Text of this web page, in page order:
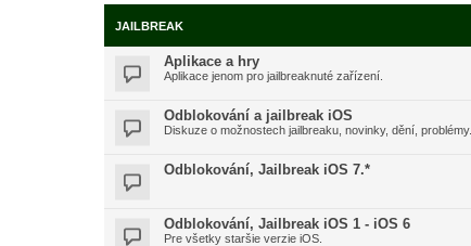
JAILBREAK
Aplikace a hry
Aplikace jenom pro jailbreaknuté zařízení.
Odblokování a jailbreak iOS
Diskuze o možnostech jailbreaku, novinky, dění, problémy.
Odblokování, Jailbreak iOS 7.*
Odblokování, Jailbreak iOS 1 - iOS 6
Pre všetky staršie verzie iOS.